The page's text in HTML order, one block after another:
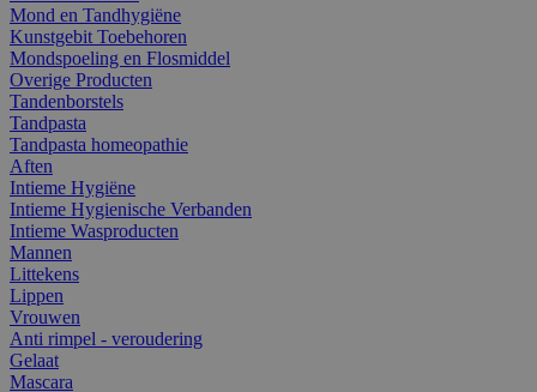
Mond en Tandhygiëne
Kunstgebit Toebehoren
Mondspoeling en Flosmiddel
Overige Producten
Tandenborstels
Tandpasta
Tandpasta homeopathie
Aften
Intieme Hygiëne
Intieme Hygienische Verbanden
Intieme Wasproducten
Mannen
Littekens
Lippen
Vrouwen
Anti rimpel - veroudering
Gelaat
Mascara